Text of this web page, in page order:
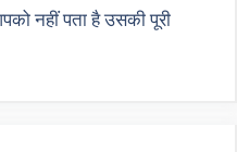
नहीं पता है उसकी पूरी